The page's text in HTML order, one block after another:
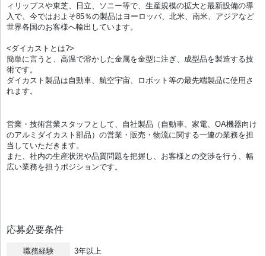
ィリップスや東芝、日立、ソニー等で、生産規模の拡大と最新設備の導
入で、今ではおよそ85％の製品はヨーロッパ、北米、南米、アジアなど
世界各国のお客様へ輸出しています。
<ダイカストとは?>
簡単に言うと、高温で溶かした金属を金型に注ぎ、成型品を製造する技
術です。
ダイカスト製品は自動車、航空宇宙、ロボット等の最先端製品に使用さ
れます。
営業・技術営業スタッフとして、自社製品（自動車、家電、OA機器向け
のアルミダイカスト部品）の営業・販売・物流に関する一連の業務を担
当していただきます。
また、社内の生産状況や品質問題を把握し、お客様との交渉を行う、幅
広い業務を担うポジションです。
応募必要条件
職務経験
3年以上